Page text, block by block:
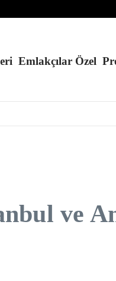
Emlakçılar Özel
ve